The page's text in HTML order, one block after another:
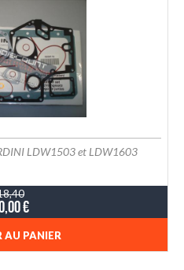
LDW1503 et LDW1603
€
AU PANIER